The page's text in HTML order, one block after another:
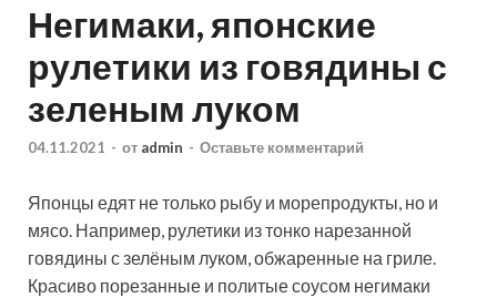
Негимаки, японские
рулетики из говядины с
зеленым луком
04.11.2021 - от admin - Оставьте комментарий
Японцы едят не только рыбу и морепродукты, но и
мясо. Например, рулетики из тонко нарезанной
говядины с зелёным луком, обжаренные на гриле.
Красиво порезанные и политые соусом негимаки